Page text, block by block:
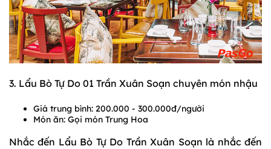
3. Lẩu Bò Tự Do 01 Trần Xuân Soạn chuyên món nhậu
Giá trung bình: 200.000 - 300.000đ/người
Món ăn: Gọi món Trung Hoa
Nhắc đến Lẩu Bò Tự Do Trần Xuân Soạn là nhắc đến